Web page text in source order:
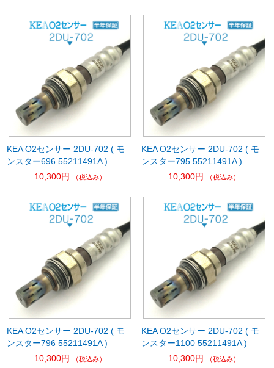
KEA O2センサー 2DU-702 ( モ
ンスター696 55211491A )
10,300円
（税込み）
KEA O2センサー 2DU-702 ( モ
ンスター795 55211491A )
10,300円
（税込み）
KEA O2センサー 2DU-702 ( モ
ンスター796 55211491A )
10,300円
（税込み）
KEA O2センサー 2DU-702 ( モ
ンスター1100 55211491A )
10,300円
（税込み）